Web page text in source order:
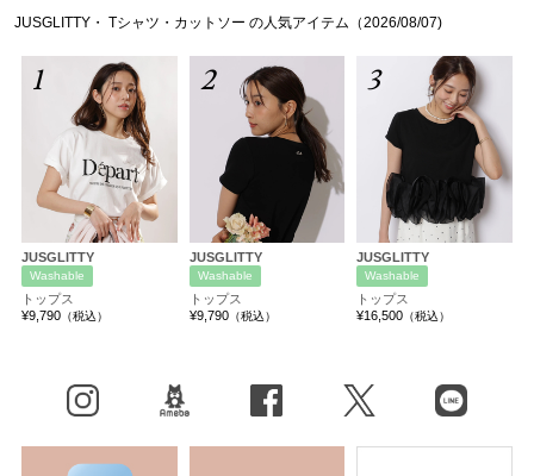
JUSGLITTY・ Tシャツ・カットソー の人気アイテム（2026/08/07)
1
JUSGLITTY
Washable
トップス
¥9,790（税込）
2
JUSGLITTY
Washable
トップス
¥9,790（税込）
3
JUSGLITTY
Washable
トップス
¥16,500 （税込）
X（旧Twitter） LINE